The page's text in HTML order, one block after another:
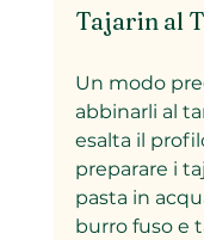
Tajarin al
Un modo
abbinarli al
esalta il
preparare i
pasta in
burro fuso e